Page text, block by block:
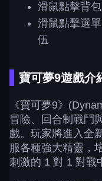
滑鼠點擊背
滑鼠點擊選
伍
寶可夢9遊戲介
《寶可夢9》
冒險、回合制戰鬥
戲。玩家將進入全
服各種強大精靈，
刺激的 1 對 1 對戰